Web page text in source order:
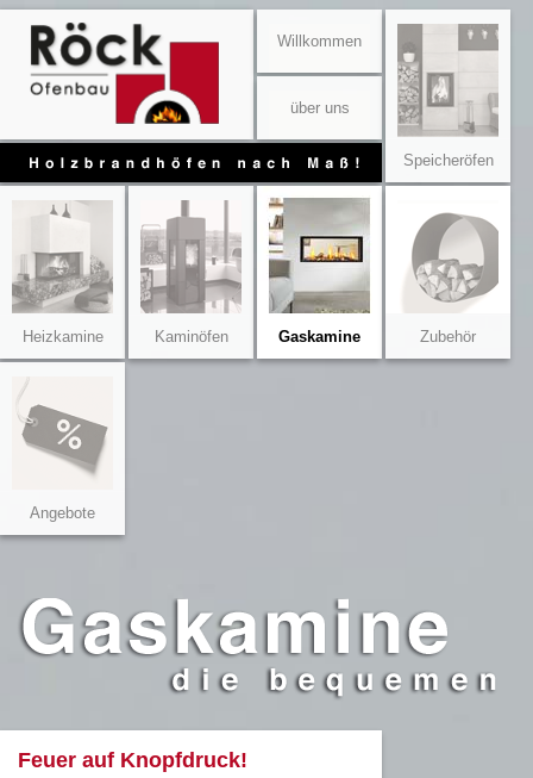
Willkommen
über uns
Speicheröfen
Heizkamine Kaminöfen Gaskamine Zubehör
Angebote
Feuer auf Knopfdruck!